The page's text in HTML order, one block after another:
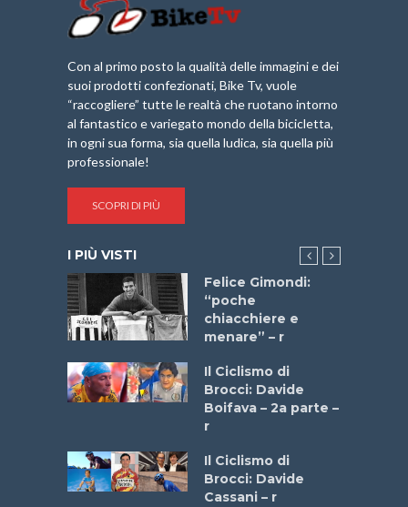
Con al primo posto la qualità delle immagini e dei
suoi prodotti confezionati, Bike Tv, vuole
“raccogliere” tutte le realtà che ruotano intorno
al fantastico e variegato mondo della bicicletta,
in ogni sua forma, sia quella ludica, sia quella più
professionale!
SCOPRI DI PIÙ
I PIÙ VISTI
Felice Gimondi:
“poche
chiacchiere e
menare” – r
Il Ciclismo di
Brocci: Davide
Boifava – 2a parte –
r
Il Ciclismo di
Brocci: Davide
Cassani – r